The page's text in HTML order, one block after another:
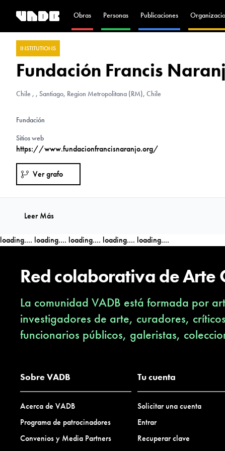
Obras Personas Publicaciones
INSTITUTIONS
Fundación Francis
Chile , , Santiago, Region Metropolitana (RM), Chile
Fundación
Sitios web
https://www.fundacionfrancisnaranjo.org/
Ver grafo
Leer Más
loading.... loading.... loading.... loading.... loading....
Red colaborativa de Arte
La comunidad VADB está formada por
investigadores de arte, curadores,
funcionarios públicos, galeristas,
Sobre VADB
Acerca de VADB
Programa de patrocinadores
Convenios y Media Partners
Tu cuenta
Solicitar una cuenta
Entrar
Recuperar clave